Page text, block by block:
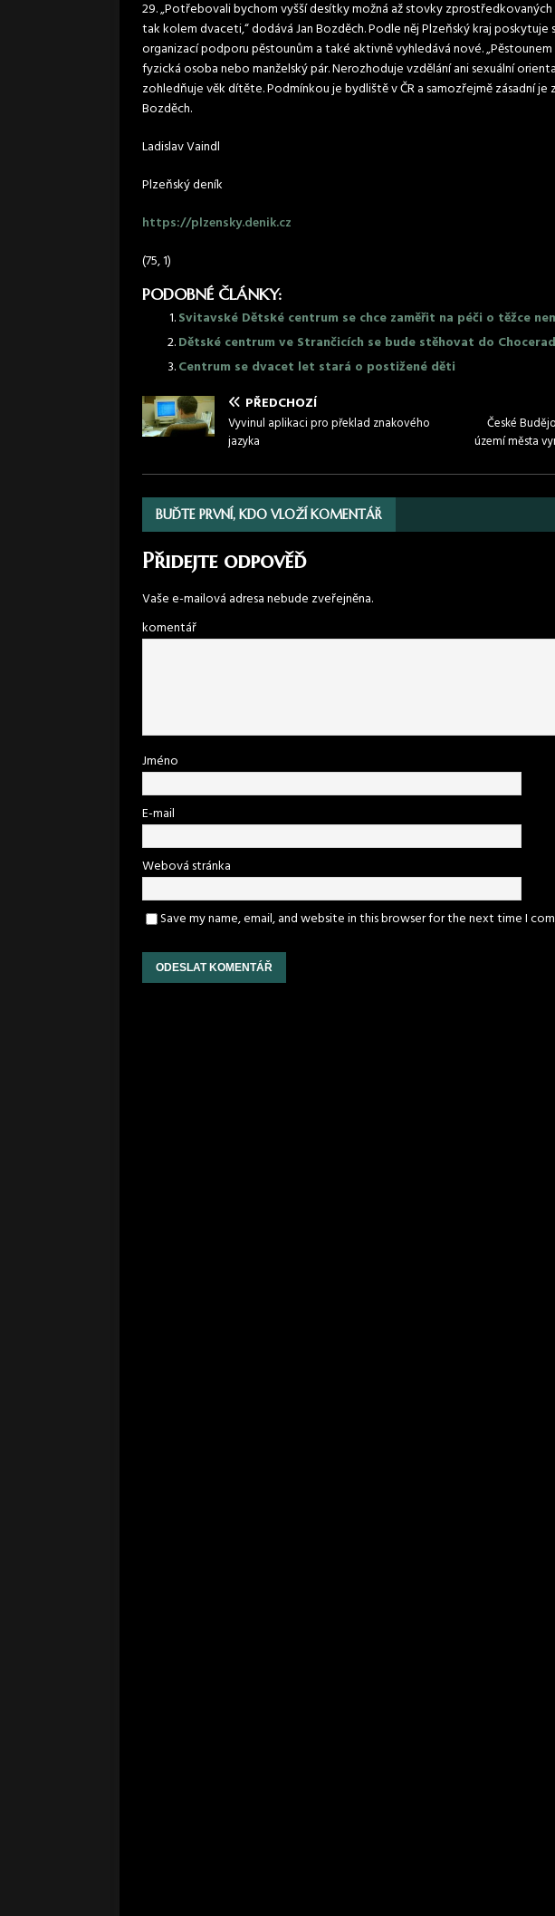
29. „Potřebovali bychom vyšší desítky možná až stovky
tak kolem dvaceti,“ dodává Jan Bozděch. Podle něj Plzeňský kraj
organizací podporu pěstounům a také aktivně vyhledává nové.
fyzická osoba nebo manželský pár. Nerozhoduje vzdělání ani sexuální
zohledňuje věk dítěte. Podmínkou je bydliště v ČR a samozřejmě zásadní je
Bozděch.
Ladislav Vaindl
Plzeňský deník
https://plzensky.denik.cz
(75, 1)
PODOBNÉ ČLÁNKY:
Svitavské Dětské centrum se chce zaměřit na péči o těžce
Dětské centrum ve Strančicích se bude stěhovat do Chocerad
Centrum se dvacet let stará o postižené děti
PŘEDCHOZÍ
Vyvinul aplikaci pro překlad znakového
jazyka
České
území města
BUĎTE PRVNÍ, KDO VLOŽÍ KOMENTÁŘ
Přidejte odpověď
Vaše e-mailová adresa nebude zveřejněna.
komentář
Jméno
E-mail
Webová stránka
Save my name, email, and website in this browser for the next time I